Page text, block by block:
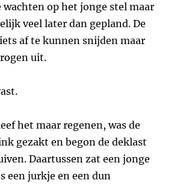
wachten op het jonge stel maar
veel later dan gepland. De
af te kunnen snijden maar
uit.
het maar regenen, was de
gezakt en begon de deklast
Daartussen zat een jonge
een jurkje en een dun